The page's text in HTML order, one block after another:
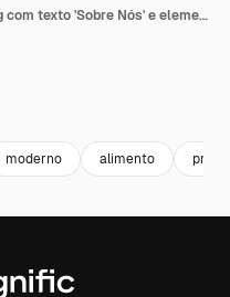
Gráficos abstratos de branding com texto 'Sobre Nós' e elementos criativos
moderno alimento